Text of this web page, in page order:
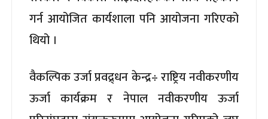
गर्न आयोजित कार्यशाला पनि आयोजना गरिएको
थियो ।
वैकल्पिक उर्जा प्रवद्र्धन केन्द्र÷ राष्ट्रिय नवीकरणीय
ऊर्जा कार्यक्रम र नेपाल नवीकरणीय ऊर्जा